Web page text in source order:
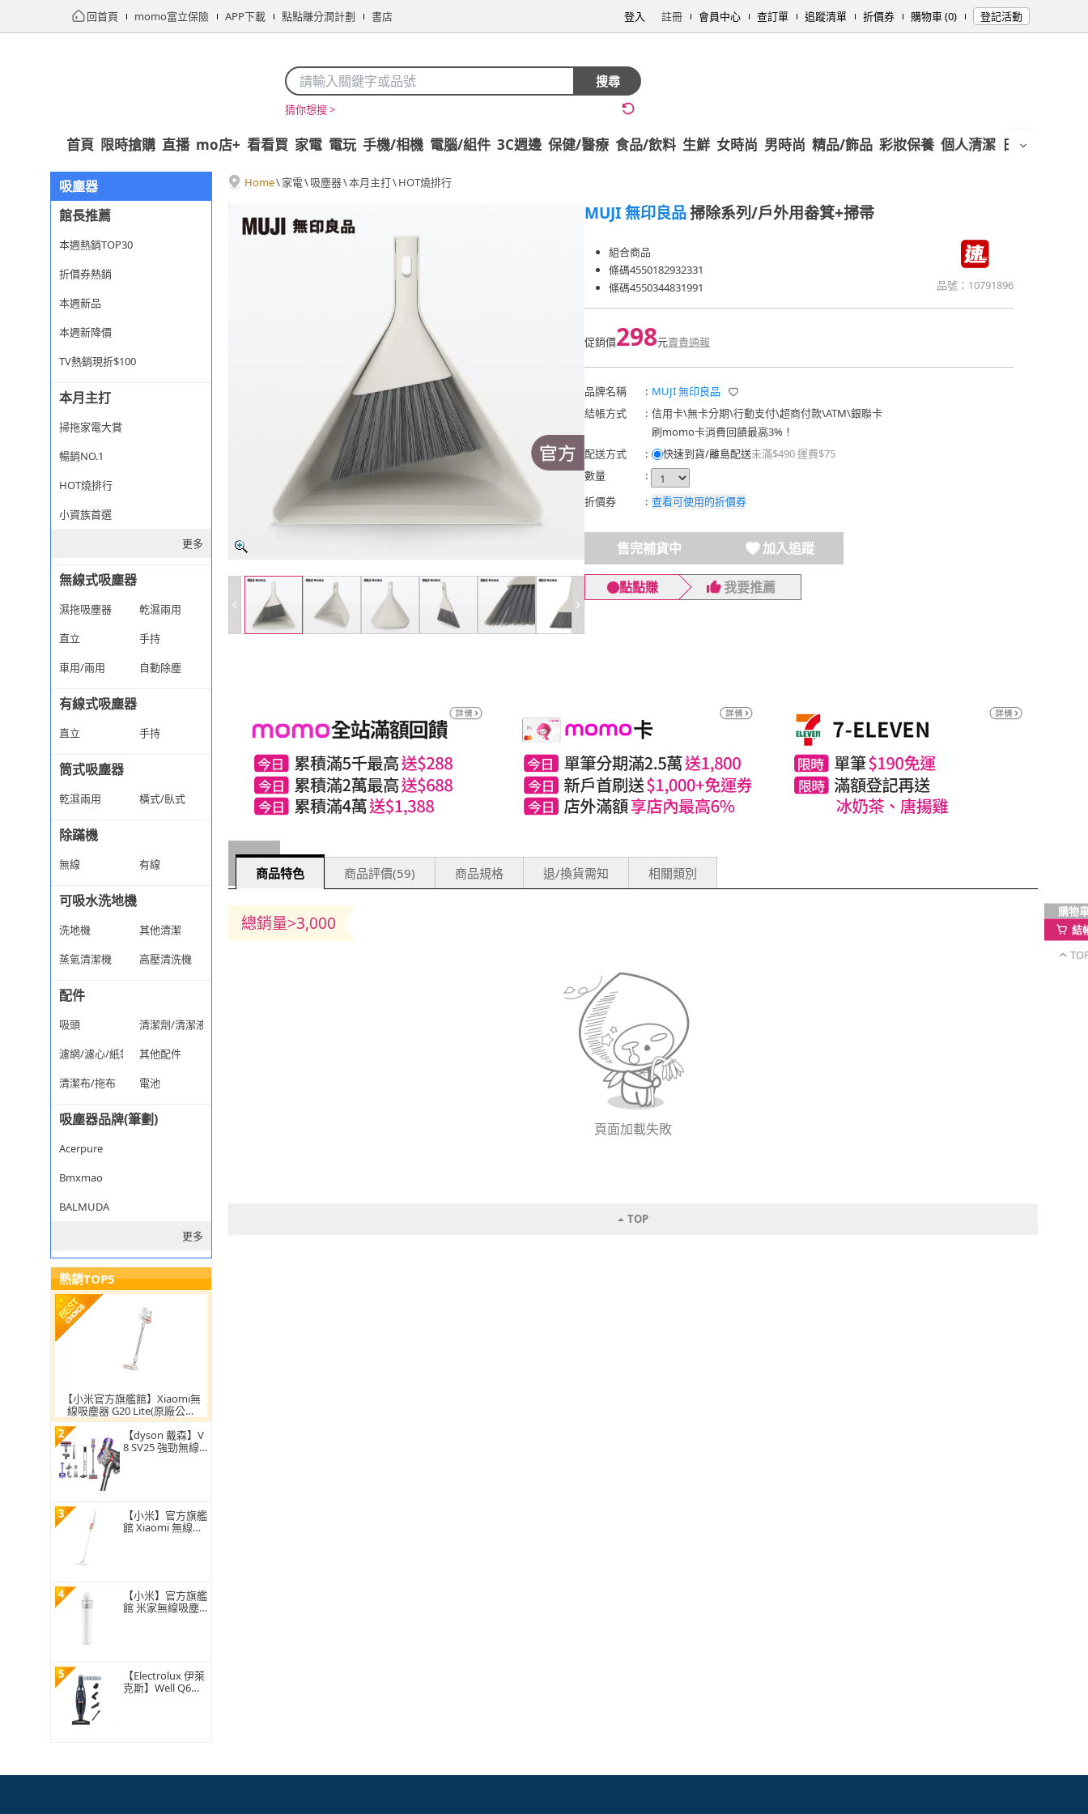
回首頁 momo富立保險 APP下載 點點賺分潤計劃 書店 登入 註冊 會員中心 查訂單 追蹤清單 折價券 購物車 (0) 登記活動
搜尋
猜你想搜 >
首頁 限時搶購 直播 mo店+ 看看買 家電 電玩 手機/相機 電腦/組件 3C週邊 保健/醫療 食品/飲料 生鮮 女時尚 男時尚 精品/飾品 彩妝保養 個人清潔 日用/紙品
吸塵器
館長推薦
本週熱銷TOP30
折價券熱銷
本週新品
本週新降價
TV熱銷現折$100
本月主打
掃拖家電大賞
暢銷NO.1
HOT燒排行
小資族首選
更多
無線式吸塵器
濕拖吸塵器
乾濕兩用
直立
手持
車用/兩用
自動除塵
有線式吸塵器
直立 手持
筒式吸塵器
乾濕兩用 橫式/臥式
除蹣機
無線 有線
可吸水洗地機
洗地機
其他清潔
蒸氣清潔機
高壓清洗機
配件
吸頭
清潔劑/清潔液
濾網/濾心/紙袋
其他配件
清潔布/拖布
電池
吸塵器品牌(筆劃)
Acerpure
Bmxmao
BALMUDA
更多
熱銷TOP5
【小米官方旗艦館】Xiaomi無
線吸塵器 G20 Lite(原廠公司
貨/含一年保固)
2
【dyson 戴森】V
8 SV25 強勁無線
3
【小米】官方旗艦
館 Xiaomi 無線吸
年保固)
4
【小米】官方旗艦
館 米家無線吸塵
5
【Electrolux 伊萊
克斯】Well Q6無
Home\家電\吸塵器\本月主打\HOT燒排行
MUJI 無印良品掃除系列/戶外用畚箕+掃帚
組合商品
條碼4550182932331
條碼4550344831991
品號： 10791896
促銷價298元賣貴通報
品牌名稱 : MUJI 無印良品
結帳方式
: 信用卡\無卡分期\行動支付\超商付款\ATM\銀聯卡
刷momo卡消費回饋最高3%！
配送方式
: 快速到貨/離島配送未滿$490 運費$75
數量
:
折價券
: 查看可使用的折價券
售完補貨中 加入追蹤
點點賺 我要推薦
商品特色 商品評價(59) 商品規格 退/換貨需知 相關類別
總銷量>3,000
頁面加載失敗
TOP
購物
結